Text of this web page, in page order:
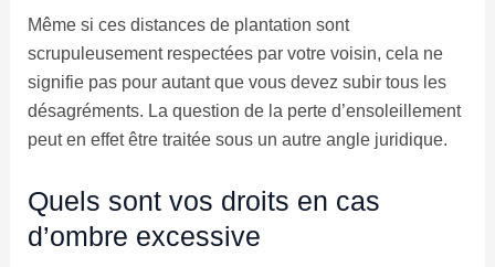
Même si ces distances de plantation sont
scrupuleusement respectées par votre voisin, cela ne
signifie pas pour autant que vous devez subir tous les
désagréments. La question de la perte d’ensoleillement
peut en effet être traitée sous un autre angle juridique.
Quels sont vos droits en cas
d’ombre excessive